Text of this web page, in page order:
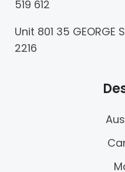
519 612
Unit 801 35 GEORGE
2216